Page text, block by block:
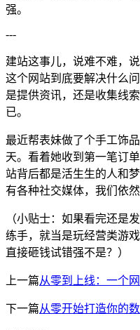
强。
---
建站这事儿，说难不难，
这个网站到底要解决什么
是提供资讯，还是收集线
已。
最近帮表妹做了个手工饰
天。看着她收到第一笔订
站背后都是活生生的人和
有各种社交媒体，我们依
（小贴士：如果看完还是
练手，就当是玩经营类游
直接砸钱试错强不是？）
上一篇从零到上线：一个
下一篇从零开始打造你的